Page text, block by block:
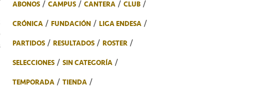
ABONOS CAMPUS CANTERA
CLUB
CRÓNICA
FUNDACIÓN
LIGA ENDESA
PARTIDOS
RESULTADOS
ROSTER
SELECCIONES
SIN CATEGORÍA
TEMPORADA
TIENDA